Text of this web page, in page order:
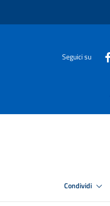
Seguici su
Condividi